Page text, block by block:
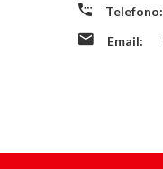
Telefono:
Email: